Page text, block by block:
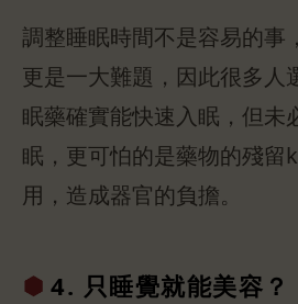
調整睡眠時間不是容易的事
更是一大難題，因此很多人
眠藥確實能快速入眠，但未
眠，更可怕的是藥物的殘留
用，造成器官的負擔。
4. 只睡覺就能美容？